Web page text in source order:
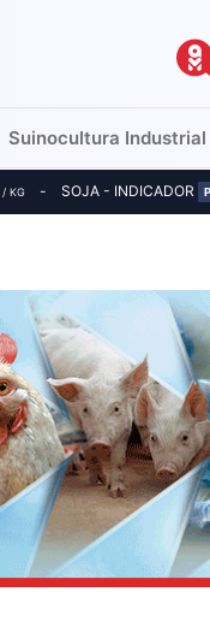
Suinocultura Industrial
/ KG SOJA - INDICADOR